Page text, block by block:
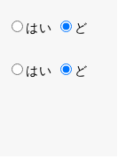
はい
ど
はい
ど